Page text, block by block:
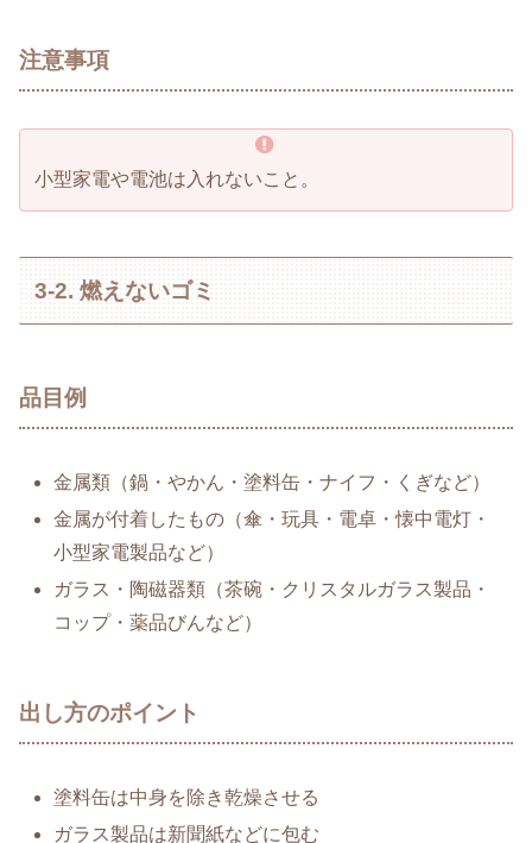
注意事項
小型家電や電池は入れないこと。
3-2. 燃えないゴミ
品目例
金属類（鍋・やかん・塗料缶・ナイフ・くぎなど）
金属が付着したもの（傘・玩具・電卓・懐中電灯・
小型家電製品など）
ガラス・陶磁器類（茶碗・クリスタルガラス製品・
コップ・薬品びんなど）
出し方のポイント
塗料缶は中身を除き乾燥させる
ガラス製品は新聞紙などに包む